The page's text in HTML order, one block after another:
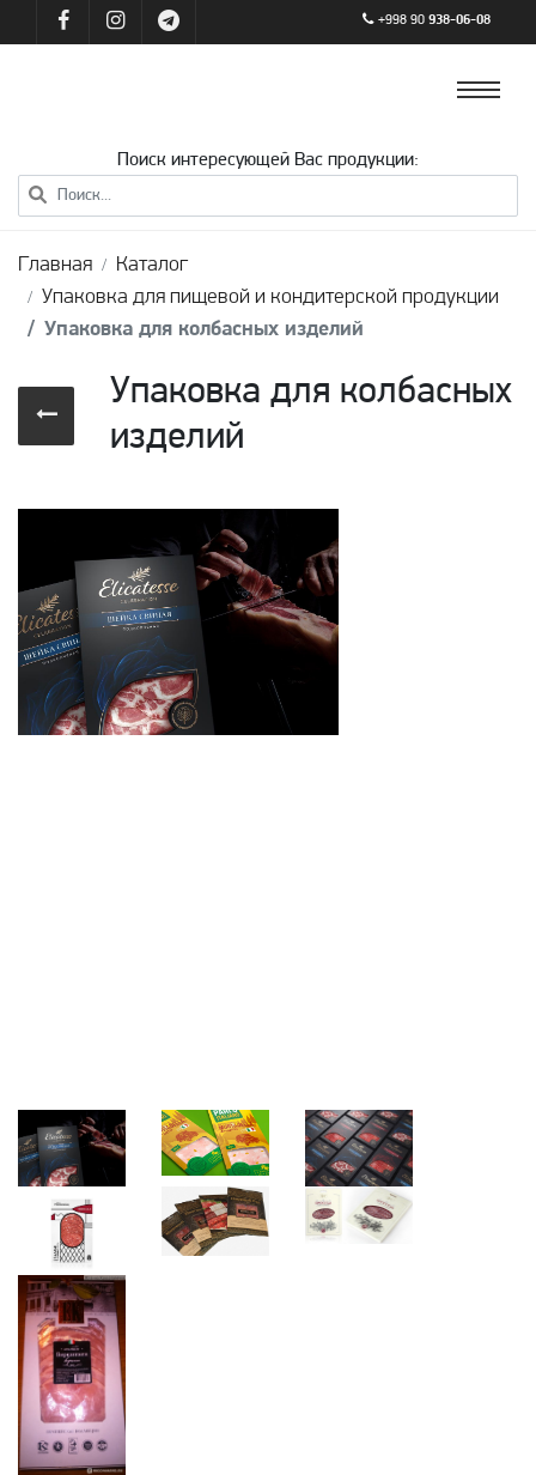
+998 90 938-06-08
Поиск интересующей Вас продукции:
Главная
Каталог
Упаковка для пищевой и кондитерской продукции
Упаковка для колбасных изделий
Упаковка для колбасных
изделий